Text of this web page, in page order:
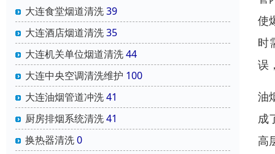
大连食堂烟道清洗39
大连酒店烟道清洗35
大连机关单位烟道清洗44
大连中央空调清洗维护 100
大连油烟管道冲洗41
厨房排烟系统清洗41
换热器清洗0
使
时
误
油
成
高